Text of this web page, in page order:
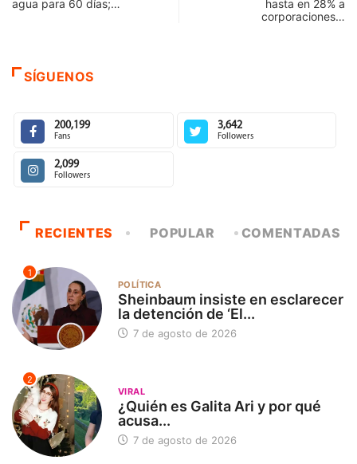
agua para 60 días;…
hasta en 28% a
corporaciones…
SÍGUENOS
200,199
Fans
3,642
Followers
2,099
Followers
RECIENTES POPULAR COMENTADAS
1
POLÍTICA
Sheinbaum insiste en esclarecer
la detención de ‘El...
7 de agosto de 2026
2
VIRAL
¿Quién es Galita Ari y por qué
acusa...
7 de agosto de 2026